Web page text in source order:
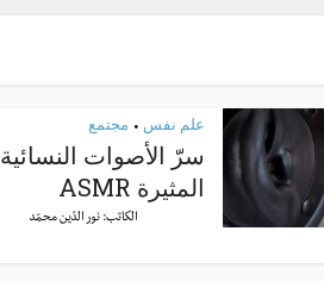
علم نفس • مجتمع
سرّ الأصوات النسائية
المثيرة ASMR
الكاتب:نور الدّين محمّد